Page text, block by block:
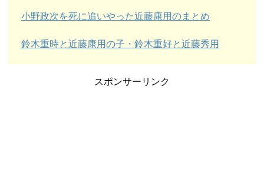
小野政次を死に追いやった近藤康用のまとめ
鈴木重時と近藤康用の子・鈴木重好と近藤秀用
スポンサーリンク